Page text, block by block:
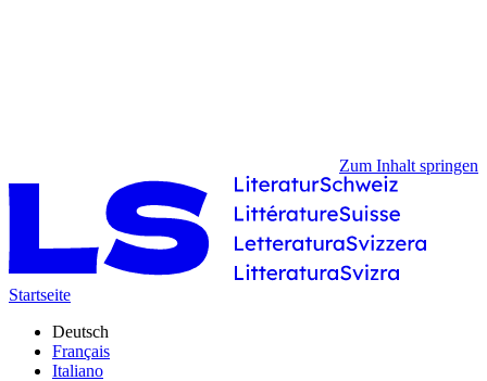
Zum Inhalt springen
Startseite
Deutsch
Français
Italiano